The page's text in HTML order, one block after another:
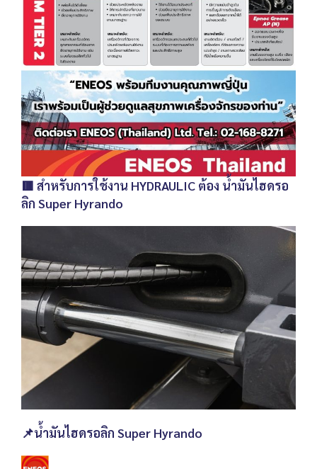
🟥 สำหรับการใช้งาน HYDRAULIC ต้อง น้ำมันไฮดรอ
ลิก Super Hyrando
📌น้ำมันไฮดรอลิก Super Hyrando